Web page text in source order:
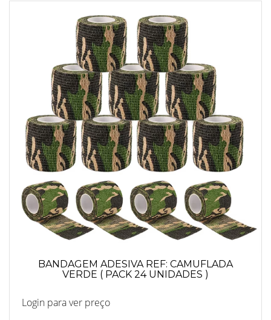
BANDAGEM ADESIVA REF: CAMUFLADA
VERDE ( PACK 24 UNIDADES )
Login para ver preço